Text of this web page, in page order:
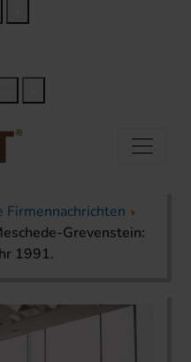
Firmennachrichten
Grevenstein:
1991.